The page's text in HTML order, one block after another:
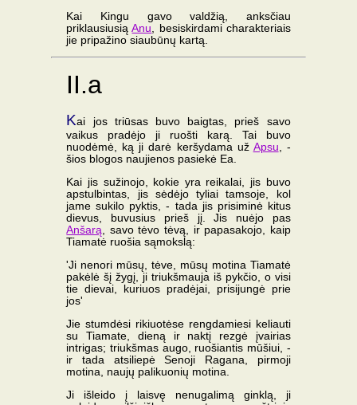
Kai Kingu gavo valdžią, anksčiau
priklausiusiąAnu , besiskirdami charakteriais
jie pripažino siaubūnų kartą.
II.a
Kai jos triūsas buvo baigtas, prieš savo
vaikus pradėjo ji ruošti karą. Tai buvo
nuodėmė, ką ji darė keršydama už Apsu , -
šios blogos naujienos pasiekė Ea.
Kai jis sužinojo, kokie yra reikalai, jis buvo
apstulbintas, jis sėdėjo tyliai tamsoje, kol
jame sukilo pyktis, - tada jis prisiminė kitus
dievus, buvusius prieš jį. Jis nuėjo pas
Anšarą , savo tėvo tėvą, ir papasakojo, kaip
Tiamatė ruošia sąmokslą:
'Ji nenori mūsų, tėve, mūsų motina Tiamatė
pakėlė šį žygį, ji triukšmauja iš pykčio, o visi
tie dievai, kuriuos pradėjai, prisijungė prie
jos'
Jie stumdėsi rikiuotėse rengdamiesi keliauti
su Tiamate, dieną ir naktį rezgė įvairias
intrigas; triukšmas augo, ruošiantis mūšiui, -
ir tada atsiliepė Senoji Ragana, pirmoji
motina, naujų palikuonių motina.
Ji išleido į laisvę nenugalimą ginklą, ji